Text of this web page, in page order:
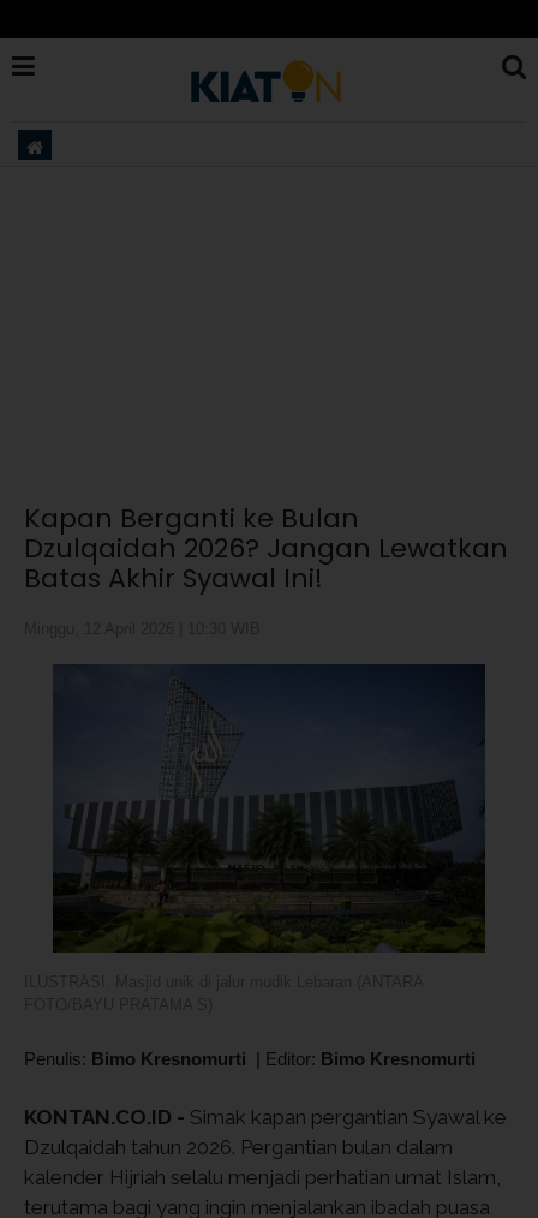
Kapan Berganti ke Bulan
Dzulqaidah 2026? Jangan Lewatkan
Batas Akhir Syawal Ini!
Penulis: Bimo Kresnomurti | Editor: Bimo Kresnomurti
KONTAN.CO.ID - Simak kapan pergantian Syawal ke
Dzulqaidah tahun 2026. Pergantian bulan dalam
kalender Hijriah selalu menjadi perhatian umat Islam,
terutama bagi yang ingin menjalankan ibadah puasa